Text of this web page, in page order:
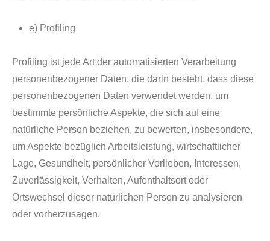
e) Profiling
Profiling ist jede Art der automatisierten Verarbeitung
personenbezogener Daten, die darin besteht, dass diese
personenbezogenen Daten verwendet werden, um
bestimmte persönliche Aspekte, die sich auf eine
natürliche Person beziehen, zu bewerten, insbesondere,
um Aspekte bezüglich Arbeitsleistung, wirtschaftlicher
Lage, Gesundheit, persönlicher Vorlieben, Interessen,
Zuverlässigkeit, Verhalten, Aufenthaltsort oder
Ortswechsel dieser natürlichen Person zu analysieren
oder vorherzusagen.